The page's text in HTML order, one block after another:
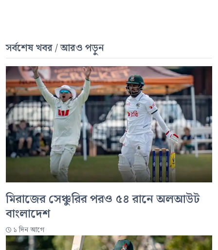
সর্বশেষ খবর / আরও পড়ুন
মিরাজের সেঞ্চুরির পরও ৫৪ রানে অলআউট
বাংলাদেশ
১ দিন আগে